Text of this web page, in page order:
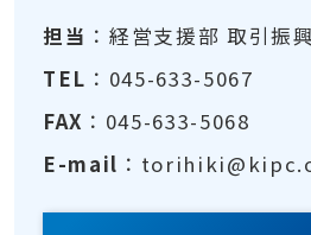
担当 ：経営支援部 取引振
TEL ：045-633-5067
FAX ：045-633-5068
E-mail ：